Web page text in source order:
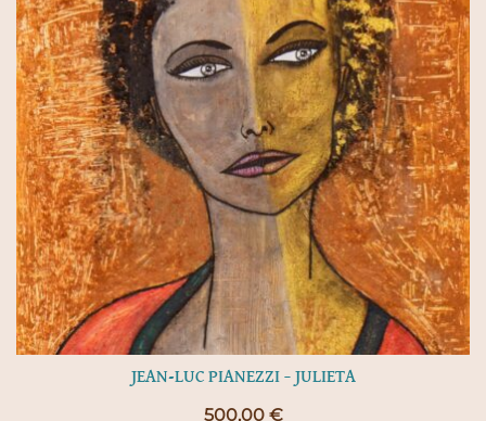
JEAN-LUC PIANEZZI – JULIETA
500,00 €